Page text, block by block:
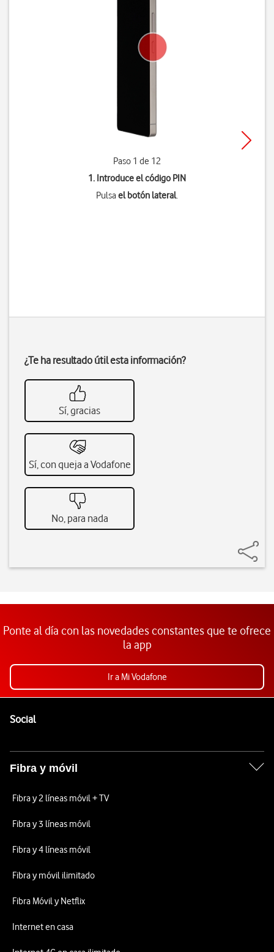
Paso 1 de 12
1. Introduce el código PIN
Pulsael botón lateral.
¿Te ha resultado útil esta información?
Sí, gracias
Sí, con queja a Vodafone
No, para nada
Ponte al día con las novedades constantes que te ofrece
la app
Ir a Mi Vodafone
SocialEnlaces a las redes sociales de Vodafone
Fibra y móvil
Fibra y 2 líneas móvil + TV
Fibra y 3 líneas móvil
Fibra y 4 líneas móvil
Fibra y móvil ilimitado
Fibra Móvil y Netflix
Internet en casa